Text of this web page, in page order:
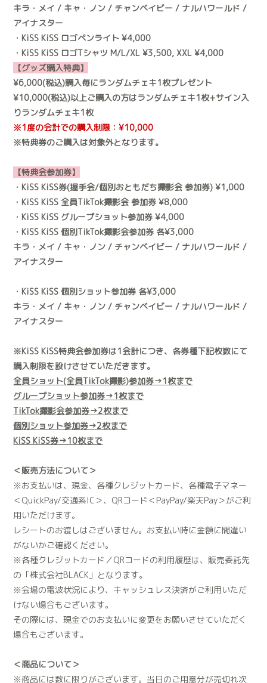
キラ・メイ / キャ・ノン / チャンベイビー / ナルハワールド /
アイナスター
・KiSS KiSS ロゴペンライト ¥4,000
・KiSS KiSS ロゴTシャツ M/L/XL ¥3,500, XXL ¥4,000
【グッズ購入特典】
¥6,000(税込)購入毎にランダムチェキ1枚プレゼント
¥10,000(税込)以上ご購入の方はランダムチェキ1枚+サイン入
りランダムチェキ1枚
※1度の会計での購入制限：¥10,000
※特典券のご購入は対象外となります。
【特典会参加券】
・KiSS KiSS券(握手会/個別おともだち撮影会 参加券) ¥1,000
・KiSS KiSS 全員TikTok撮影会 参加券 ¥8,000
・KiSS KiSS グループショット参加券 ¥4,000
・KiSS KiSS 個別TikTok撮影会参加券 各¥3,000
キラ・メイ / キャ・ノン / チャンベイビー / ナルハワールド /
アイナスター
・KiSS KiSS 個別ショット参加券 各¥3,000
キラ・メイ / キャ・ノン / チャンベイビー / ナルハワールド /
アイナスター
※KiSS KiSS特典会参加券は1会計につき、各券種下記枚数にて
購入制限を設けさせていただきます。
全員ショット(全員TikTok撮影)参加券→1枚まで
グループショット参加券→1枚まで
TikTok撮影会参加券→2枚まで
個別ショット参加券→2枚まで
KiSS KiSS券→10枚まで
＜販売方法について＞
※お支払いは、現金、各種クレジットカード、各種電子マネー
＜QuickPay/交通系IC＞、QRコード＜PayPay/楽天Pay＞がご利
用いただけます。
レシートのお渡しはございません。お支払い時に金額に間違い
がないかご確認ください。
※各種クレジットカード／QRコードの利用履歴は、販売委託先
の「株式会社BLACK」となります。
※会場の電波状況により、キャッシュレス決済がご利用いただ
けない場合もございます。
その際には、現金でのお支払いに変更をお願いさせていただく
場合もございます。
＜商品について＞
※商品には数に限りがございます。当日のご用意分が売切れ次